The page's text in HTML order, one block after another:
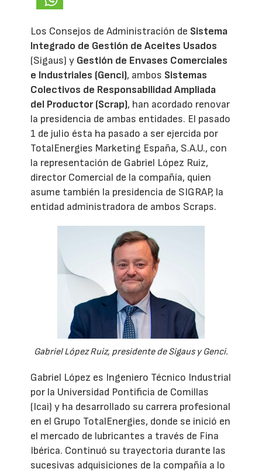
Los Consejos de Administración de Sistema
Integrado de Gestión de Aceites Usados
(Sigaus) y Gestión de Envases Comerciales
e Industriales (Genci), ambos Sistemas
Colectivos de Responsabilidad Ampliada
del Productor (Scrap), han acordado renovar
la presidencia de ambas entidades. El pasado
1 de julio ésta ha pasado a ser ejercida por
TotalEnergies Marketing España, S.A.U., con
la representación de Gabriel López Ruiz,
director Comercial de la compañía, quien
asume también la presidencia de SIGRAP, la
entidad administradora de ambos Scraps.
Gabriel López Ruiz, presidente de Sigaus y Genci.
Gabriel López es Ingeniero Técnico Industrial
por la Universidad Pontificia de Comillas
(Icai) y ha desarrollado su carrera profesional
en el Grupo TotalEnergies, donde se inició en
el mercado de lubricantes a través de Fina
Ibérica. Continuó su trayectoria durante las
sucesivas adquisiciones de la compañía a lo